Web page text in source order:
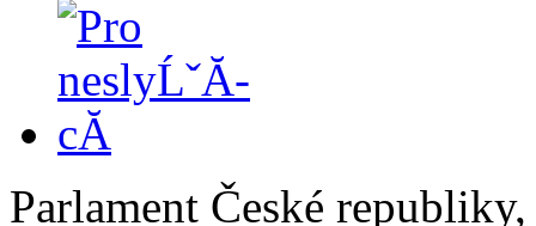
Parlament České